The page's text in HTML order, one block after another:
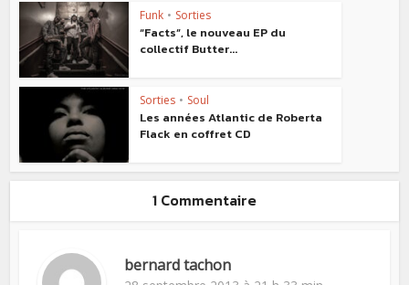
Funk • Sorties
“Facts”, le nouveau EP du
collectif Butter...
Sorties • Soul
Les années Atlantic de Roberta
Flack en coffret CD
1 Commentaire
bernard tachon